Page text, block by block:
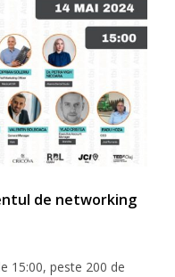
de networking
15:00, peste 200 de